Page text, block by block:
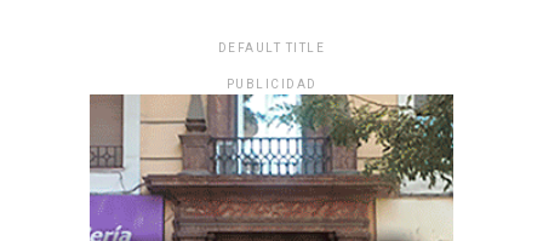
DEFAULT TITLE
PUBLICIDAD